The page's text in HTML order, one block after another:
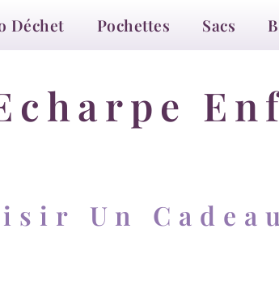
Déchet Pochettes Sacs
Un Cadeau